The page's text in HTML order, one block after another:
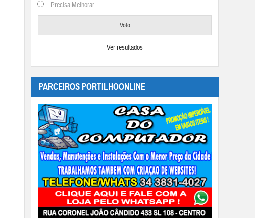
Precisa Melhorar
Ver resultados
PARCEIROS PORTILHOONLINE